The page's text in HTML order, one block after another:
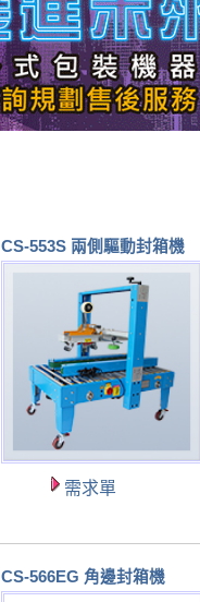
CS-553S 兩側驅動封箱機
需求單
CS-566EG 角邊封箱機